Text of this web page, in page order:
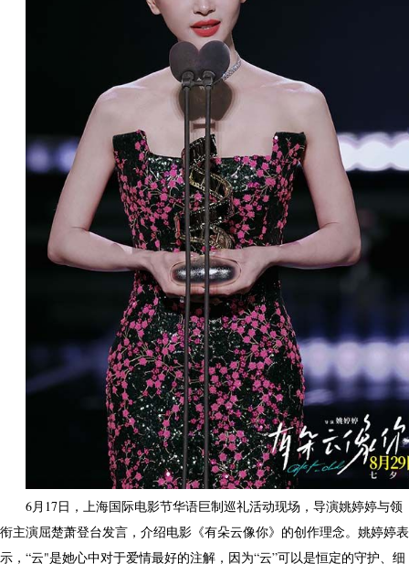
6月17日，上海国际电影节华语巨制巡礼活动现场，导演姚婷婷与领
衔主演屈楚萧登台发言，介绍电影《有朵云像你》的创作理念。姚婷婷表
示，“云"是她心中对于爱情最好的注解，因为“云”可以是恒定的守护、细